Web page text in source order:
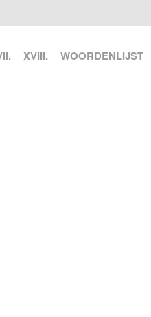
XVIII. WOORDENLIJST